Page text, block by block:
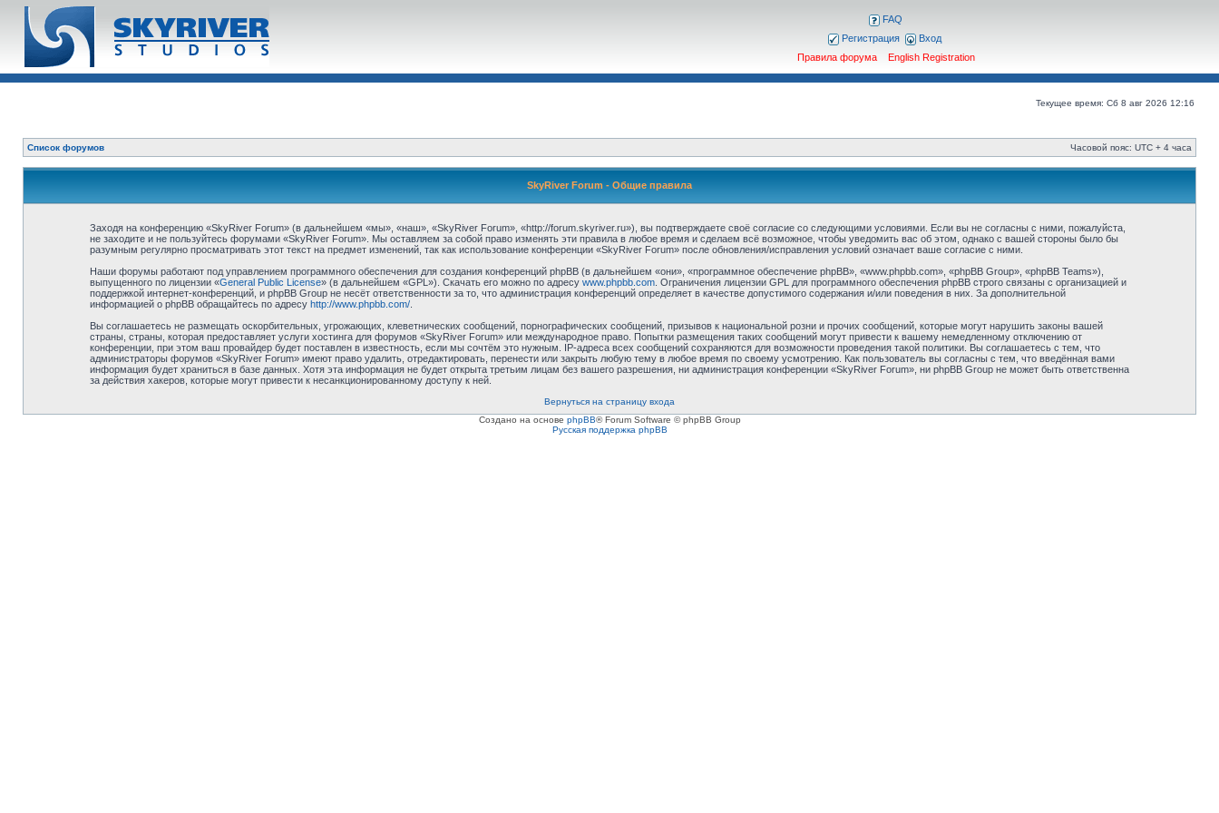
FAQ
Регистрация
Вход
Правила форума
English Registration
Текущее время: Сб 8 авг 2026 12:16
Список форумов Часовой пояс: UTC + 4 часа
SkyRiver Forum - Общие правила
Заходя на конференцию «SkyRiver Forum» (в дальнейшем «мы», «наш», «SkyRiver Forum», «http://forum.skyriver.ru»), вы подтверждаете своё согласие со следующими условиями. Если вы не согласны с ними, пожалуйста,
не заходите и не пользуйтесь форумами «SkyRiver Forum». Мы оставляем за собой право изменять эти правила в любое время и сделаем всё возможное, чтобы уведомить вас об этом, однако с вашей стороны было бы
разумным регулярно просматривать этот текст на предмет изменений, так как использование конференции «SkyRiver Forum» после обновления/исправления условий означает ваше согласие с ними.
Наши форумы работают под управлением программного обеспечения для создания конференций phpBB (в дальнейшем «они», «программное обеспечение phpBB», «www.phpbb.com», «phpBB Group», «phpBB Teams»),
выпущенного по лицензии «General Public License» (в дальнейшем «GPL»). Скачать его можно по адресу www.phpbb.com. Ограничения лицензии GPL для программного обеспечения phpBB строго связаны с организацией и
поддержкой интернет-конференций, и phpBB Group не несёт ответственности за то, что администрация конференций определяет в качестве допустимого содержания и/или поведения в них. За дополнительной
информацией о phpBB обращайтесь по адресу http://www.phpbb.com/.
Вы соглашаетесь не размещать оскорбительных, угрожающих, клеветнических сообщений, порнографических сообщений, призывов к национальной розни и прочих сообщений, которые могут нарушить законы вашей
страны, страны, которая предоставляет услуги хостинга для форумов «SkyRiver Forum» или международное право. Попытки размещения таких сообщений могут привести к вашему немедленному отключению от
конференции, при этом ваш провайдер будет поставлен в известность, если мы сочтём это нужным. IP-адреса всех сообщений сохраняются для возможности проведения такой политики. Вы соглашаетесь с тем, что
администраторы форумов «SkyRiver Forum» имеют право удалить, отредактировать, перенести или закрыть любую тему в любое время по своему усмотрению. Как пользователь вы согласны с тем, что введённая вами
информация будет храниться в базе данных. Хотя эта информация не будет открыта третьим лицам без вашего разрешения, ни администрация конференции «SkyRiver Forum», ни phpBB Group не может быть ответственна
за действия хакеров, которые могут привести к несанкционированному доступу к ней.
Вернуться на страницу входа
Создано на основе phpBB® Forum Software © phpBB Group
Русская поддержка phpBB